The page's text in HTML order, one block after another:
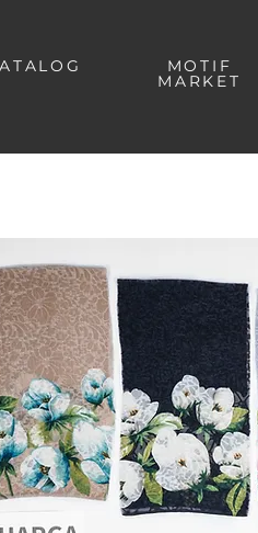
MOTIF
MARKET